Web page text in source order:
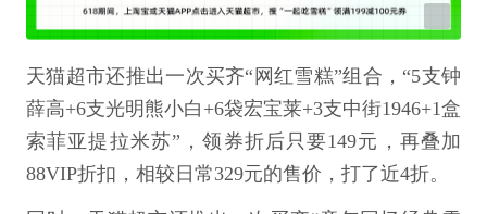
天猫超市还推出一次买齐“网红雪糕”组合，“5支钟
薛高+6支光明熊小白+6袋宏宝莱+3支中街1946+1盒
索菲亚提拉米苏”，领券折后只要149元，再叠加
88VIP折扣，相较日常329元的售价，打了近4折。